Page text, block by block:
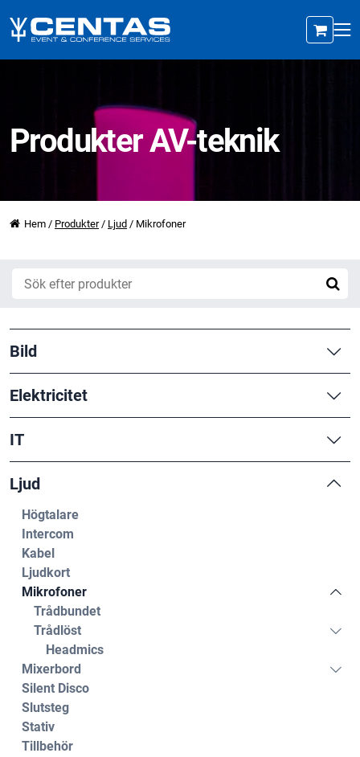
Produkter AV-teknik
Hem / Produkter/ Ljud / Mikrofoner
Bild
Elektricitet
IT
Ljud
Högtalare
Intercom
Kabel
Ljudkort
Mikrofoner
Trådbundet
Trådlöst
Headmics
Mixerbord
Silent Disco
Slutsteg
Stativ
Tillbehör